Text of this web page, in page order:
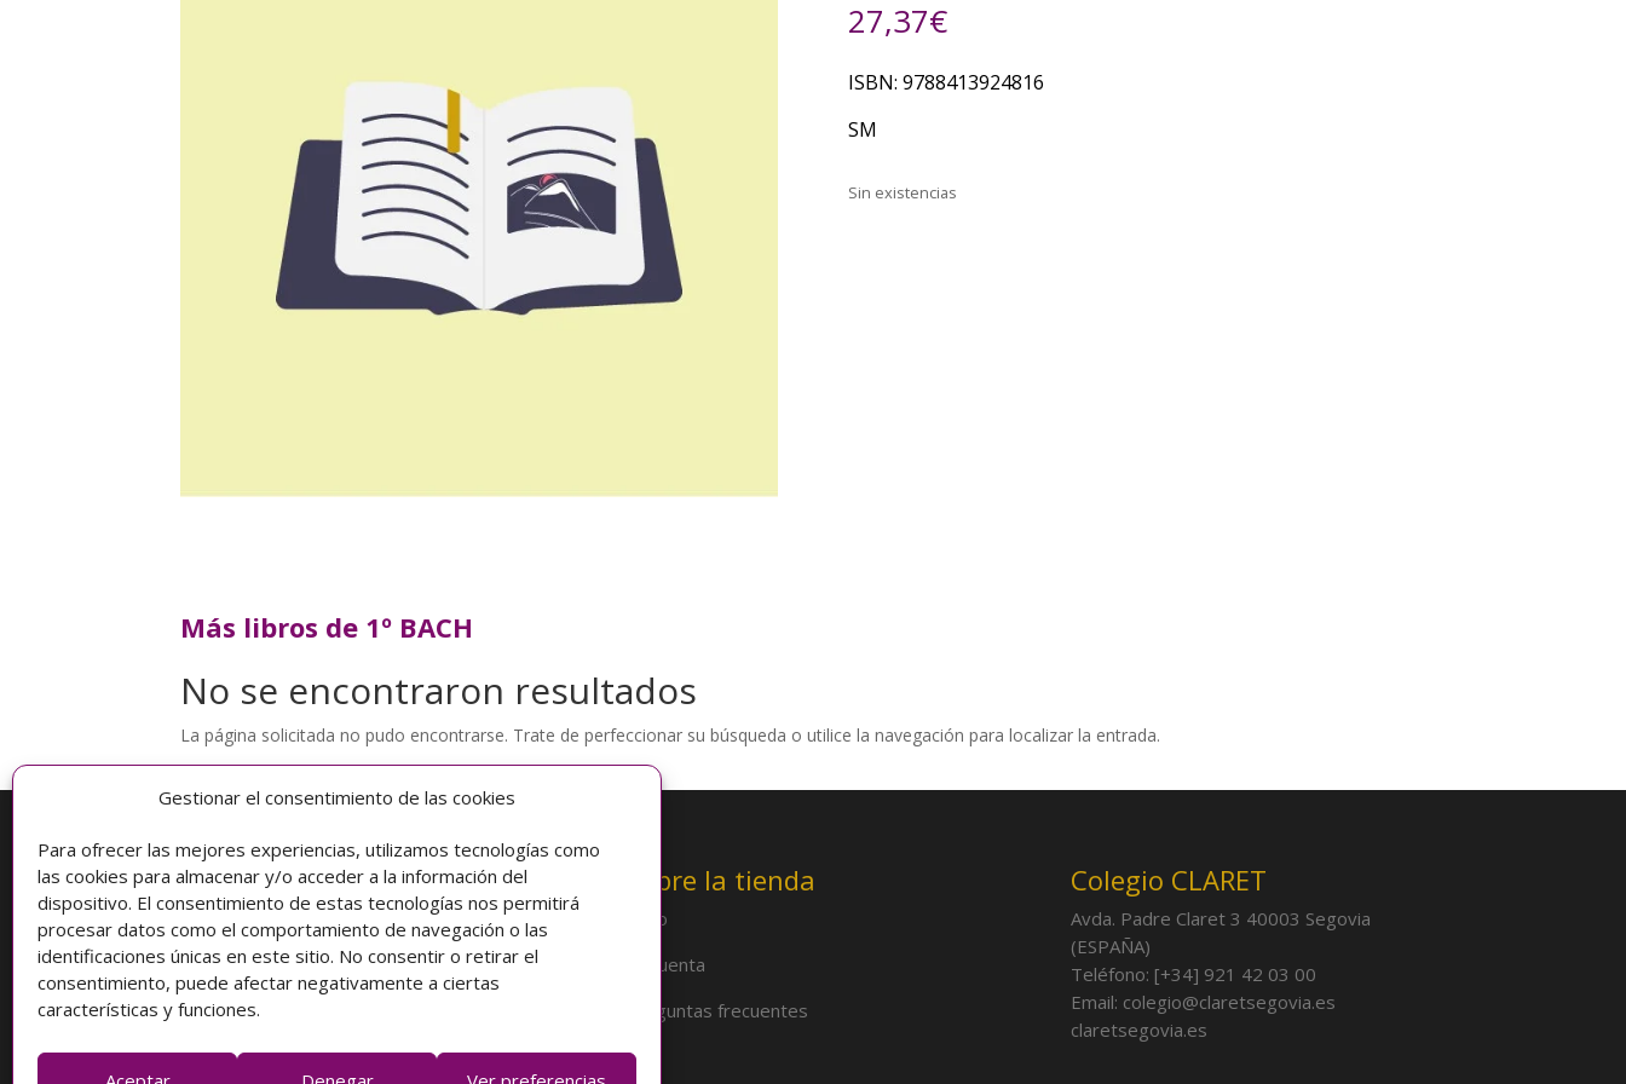
Gestionar el consentimiento de las cookies
Para ofrecer las mejores experiencias, utilizamos tecnologías como
las cookies para almacenar y/o acceder a la información del
dispositivo. El consentimiento de estas tecnologías nos permitirá
procesar datos como el comportamiento de navegación o las
identificaciones únicas en este sitio. No consentir o retirar el
consentimiento, puede afectar negativamente a ciertas
características y funciones.
27,37€
ISBN: 9788413924816
SM
Sin existencias
Más libros de 1º BACH
No se encontraron resultados
La página solicitada no pudo encontrarse. Trate de perfeccionar su búsqueda o utilice la navegación para localizar la entrada.
Información
Condiciones de compra
Protección de datos
Sobre la tienda
Inicio
Mi cuenta
Preguntas frecuentes
Colegio CLARET
Avda. Padre Claret 3 40003 Segovia
(ESPAÑA)
Teléfono: [+34] 921 42 03 00
Email: colegio@claretsegovia.es
claretsegovia.es